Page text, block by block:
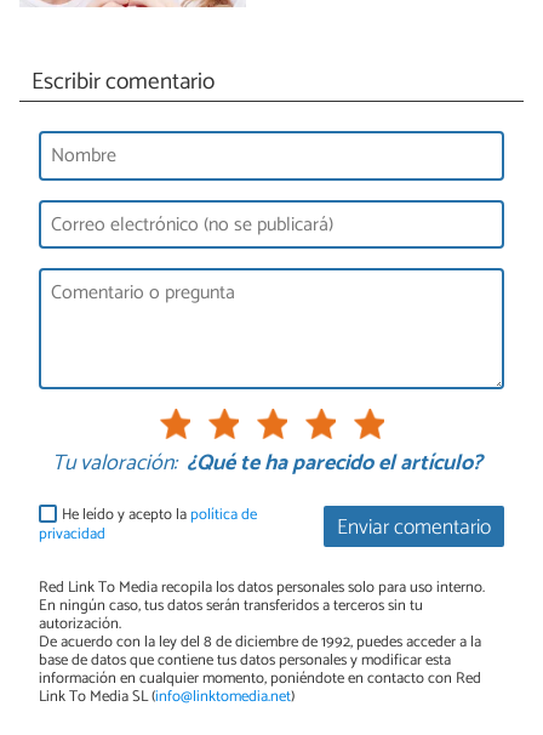
Escribir comentario
Tu valoración: ¿Qué te ha parecido el artículo?
Enviar comentario
He leído y acepto lapolítica de
privacidad
Red Link To Media recopila los datos personales solo para uso interno.
En ningún caso, tus datos serán transferidos a terceros sin tu
autorización.
De acuerdo con la ley del 8 de diciembre de 1992, puedes acceder a la
base de datos que contiene tus datos personales y modificar esta
información en cualquier momento, poniéndote en contacto con Red
Link To Media SL (info@linktomedia.net)